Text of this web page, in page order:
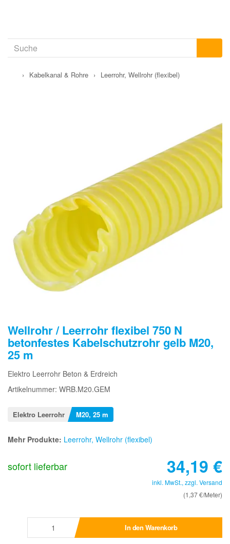
› Kabelkanal & Rohre › Leerrohr, Wellrohr (flexibel)
Wellrohr / Leerrohr flexibel 750 N
betonfestes Kabelschutzrohr gelb M20,
25 m
Elektro Leerrohr Beton & Erdreich
Artikelnummer: WRB.M20.GEM
Elektro Leerrohr M20, 25 m
Mehr Produkte: Leerrohr, Wellrohr (flexibel)
sofort lieferbar 34,19 €
inkl. MwSt., zzgl. Versand
(1,37 €/Meter)
In den Warenkorb